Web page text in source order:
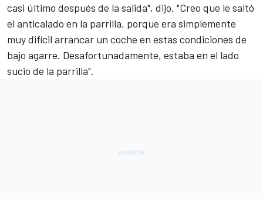
casi último después de la salida", dijo. "Creo que le saltó
el anticalado en la parrilla, porque era simplemente
muy difícil arrancar un coche en estas condiciones de
bajo agarre. Desafortunadamente, estaba en el lado
sucio de la parrilla".